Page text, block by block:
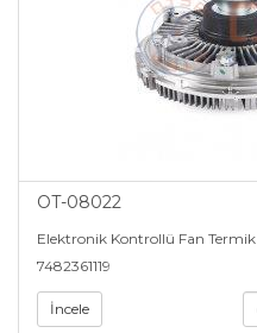
OT-08022
Elektronik Kontrollü Fan Termik
7482361119
İncele